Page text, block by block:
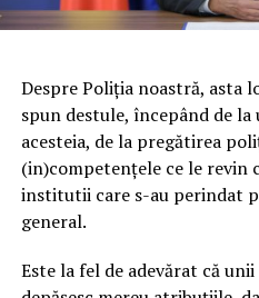
Despre Poliţia noastră, asta
spun destule, începând de
acesteia, de la pregătirea
(in)competenţele ce le revin
institutii care s-au perindat
general.
Este la fel de adevărat că